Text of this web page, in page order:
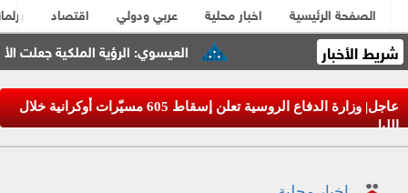
الصفحة الرئيسية اخبار محلية عربي ودولي اقتصاد
شريط الأخبار العيسوي: الرؤية الملكية جعلت الأردن
عاجل| وزارة الدفاع الروسية تعلن إسقاط 605 مسيّرات أوكرانية خلال
الليل